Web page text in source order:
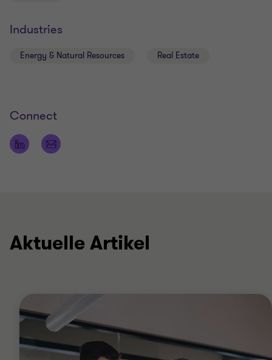
Industries
Energy & Natural Resources Real Estate
Connect
Aktuelle Artikel